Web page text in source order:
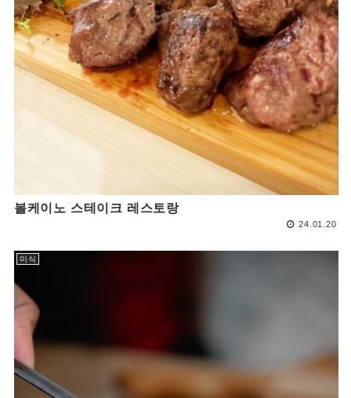
볼케이노 스테이크 레스토랑
24.01.20
미식